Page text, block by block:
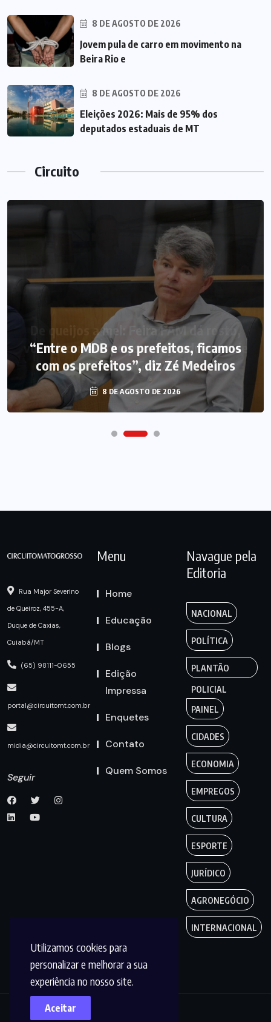
Utilizamos cookies para
personalizar e melhorar a sua
experiência no nosso site.
Aceitar
8 DE AGOSTO DE 2026
Jovem pula de carro em movimento na
Beira Rio e
8 DE AGOSTO DE 2026
Eleições 2026: Mais de 95% dos
deputados estaduais de MT
Circuito
“Entre o MDB e os prefeitos, ficamos
com os prefeitos”, diz Zé Medeiros
8 DE AGOSTO DE 2026
Rua Major Severino
de Queiroz, 455-A,
Duque de Caxias,
Cuiabá/MT
(65) 98111-0655
portal@circuitomt.com.br
midia@circuitomt.com.br
Seguir
Menu
Home
Educação
Blogs
Edição
Impressa
Enquetes
Contato
Quem Somos
Navague pela
Editoria
NACIONAL
POLÍTICA
PLANTÃO
POLICIAL
PAINEL
CIDADES
ECONOMIA
EMPREGOS
CULTURA
ESPORTE
JURÍDICO
AGRONEGÓCIO
INTERNACIONAL